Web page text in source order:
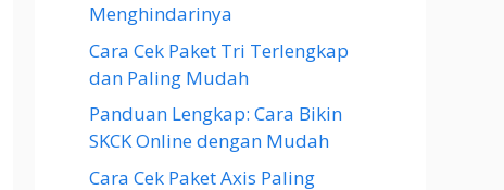
Menghindarinya
Cara Cek Paket Tri Terlengkap
dan Paling Mudah
Panduan Lengkap: Cara Bikin
SKCK Online dengan Mudah
Cara Cek Paket Axis Paling